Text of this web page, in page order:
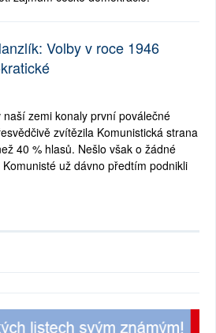
Volby v roce 1946
zemi konaly první poválečné
zvítězila Komunistická strana
40 % hlasů. Nešlo však o žádné
už dávno předtím podnikli